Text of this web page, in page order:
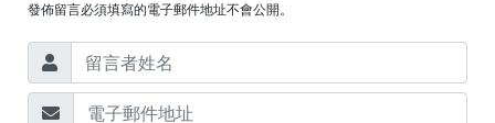
發佈留言必須填寫的電子郵件地址不會公開。